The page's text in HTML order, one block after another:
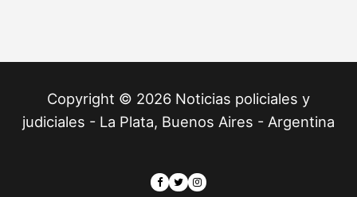
Copyright © 2026 Noticias policiales y
judiciales - La Plata, Buenos Aires - Argentina